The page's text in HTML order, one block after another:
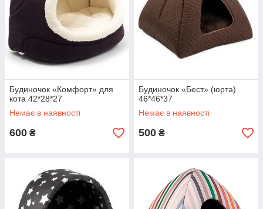
Будиночок «Комфорт» для
кота 42*28*27
Немає в наявності
600 ₴
Будиночок «Бест» (юрта)
46*46*37
Немає в наявності
500 ₴